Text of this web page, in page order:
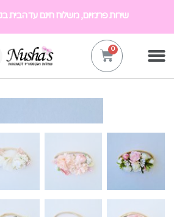
שירות פרימיום, משלוח חינם עד הבית